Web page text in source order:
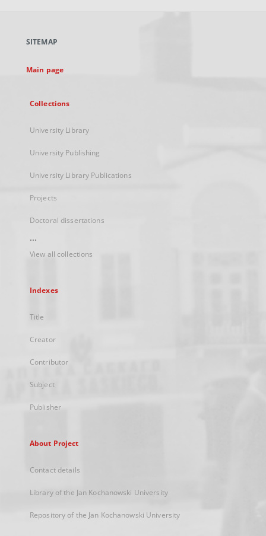
new
SITEMAP
Main page
Collections
University Library
University Publishing
University Library Publications
Projects
Doctoral dissertations
...
View all collections
Indexes
Title
Creator
Contributor
Subject
Publisher
About Project
Contact details
Library of the Jan Kochanowski University
Repository of the Jan Kochanowski University